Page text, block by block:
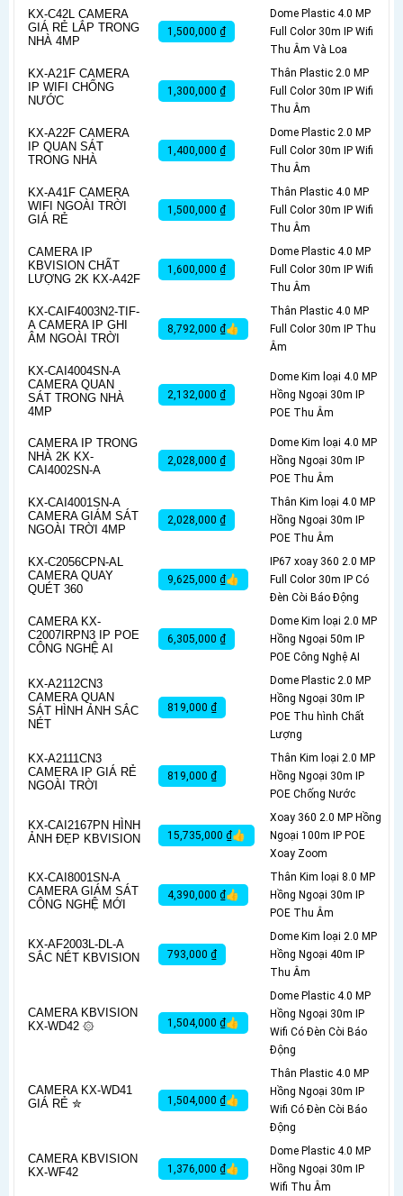
KX-C42L CAMERA
GIÁ RẺ LẮP TRONG
NHÀ 4MP
1,500,000 ₫
Dome Plastic 4.0 MP
Full Color 30m IP Wifi
Thu Âm Và Loa
KX-A21F CAMERA
IP WIFI CHỐNG
NƯỚC
1,300,000 ₫
Thân Plastic 2.0 MP
Full Color 30m IP Wifi
Thu Âm
KX-A22F CAMERA
IP QUAN SÁT
TRONG NHÀ
1,400,000 ₫
Dome Plastic 2.0 MP
Full Color 30m IP Wifi
Thu Âm
KX-A41F CAMERA
WIFI NGOÀI TRỜI
GIÁ RẺ
1,500,000 ₫
Thân Plastic 4.0 MP
Full Color 30m IP Wifi
Thu Âm
CAMERA IP
KBVISION CHẤT
LƯỢNG 2K KX-A42F
1,600,000 ₫
Dome Plastic 4.0 MP
Full Color 30m IP Wifi
Thu Âm
KX-CAIF4003N2-TIF-
A CAMERA IP GHI
ÂM NGOÀI TRỜI
8,792,000 ₫👍
Thân Plastic 4.0 MP
Full Color 30m IP Thu
Âm
KX-CAI4004SN-A
CAMERA QUAN
SÁT TRONG NHÀ
4MP
2,132,000 ₫
Dome Kim loại 4.0 MP
Hồng Ngoại 30m IP
POE Thu Âm
CAMERA IP TRONG
NHÀ 2K KX-
CAI4002SN-A
2,028,000 ₫
Dome Kim loại 4.0 MP
Hồng Ngoại 30m IP
POE Thu Âm
KX-CAI4001SN-A
CAMERA GIÁM SÁT
NGOÀI TRỜI 4MP
2,028,000 ₫
Thân Kim loại 4.0 MP
Hồng Ngoại 30m IP
POE Thu Âm
KX-C2056CPN-AL
CAMERA QUAY
QUÉT 360
9,625,000 ₫👍
IP67 xoay 360 2.0 MP
Full Color 30m IP Có
Ðèn Còi Báo Động
CAMERA KX-
C2007IRPN3 IP POE
CÔNG NGHỆ AI
6,305,000 ₫
Dome Kim loại 2.0 MP
Hồng Ngoại 50m IP
POE Công Nghệ AI
KX-A2112CN3
CAMERA QUAN
SÁT HÌNH ẢNH SẮC
NÉT
819,000 ₫
Dome Plastic 2.0 MP
Hồng Ngoại 30m IP
POE Thu hình Chất
Lượng
KX-A2111CN3
CAMERA IP GIÁ RẺ
NGOÀI TRỜI
819,000 ₫
Thân Kim loại 2.0 MP
Hồng Ngoại 30m IP
POE Chống Nước
KX-CAI2167PN HÌNH
ẢNH ĐẸP KBVISION
15,735,000 ₫👍
Xoay 360 2.0 MP Hồng
Ngoại 100m IP POE
Xoay Zoom
KX-CAI8001SN-A
CAMERA GIÁM SÁT
CÔNG NGHỆ MỚI
4,390,000 ₫👍
Thân Kim loại 8.0 MP
Hồng Ngoại 30m IP
POE Thu Âm
KX-AF2003L-DL-A
SẮC NÉT KBVISION
793,000 ₫
Dome Kim loại 2.0 MP
Hồng Ngoại 40m IP
Thu Âm
CAMERA KBVISION
KX-WD42 ۞
1,504,000 ₫👍
Dome Plastic 4.0 MP
Hồng Ngoại 30m IP
Wifi Có Ðèn Còi Báo
Động
CAMERA KX-WD41
GIÁ RẺ ✮
1,504,000 ₫👍
Thân Plastic 4.0 MP
Hồng Ngoại 30m IP
Wifi Có Ðèn Còi Báo
Động
CAMERA KBVISION
KX-WF42
1,376,000 ₫👍
Dome Plastic 4.0 MP
Hồng Ngoại 30m IP
Wifi Thu Âm